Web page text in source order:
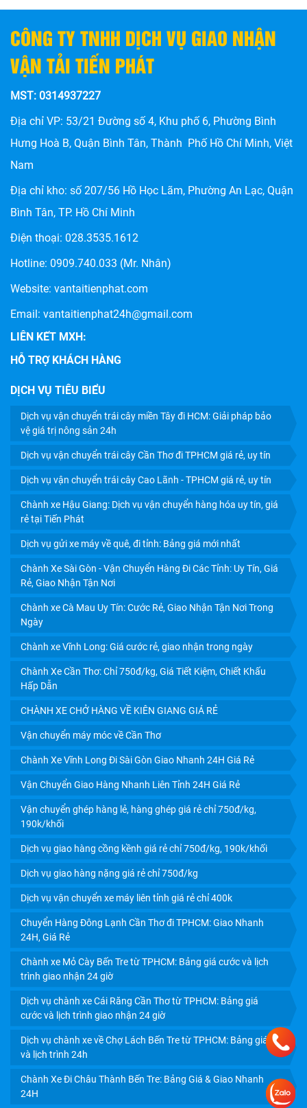
HÀNG KÝ GỬI LÀ GÌ? LỢI ÍCH VÀ CÁCH GỬI HÀNG GIÁ RẺ
CHÀNH XE LÀ GÌ? LỢI ÍCH, CÁCH GỬI HÀNG CHÀNH XE
CHÓNG – SIÊU TIẾT KIỆM
CHÀNH XE TIẾN PHÁT VẬN CHUYỂN HÀNG HÓA VỀ
CÔNG TY TNHH DỊCH VỤ GIAO NHẬN
VẬN TẢI TIẾN PHÁT
MST: 0314937227
Địa chỉ VP: 53/21 Đường số 4, Khu phố 6, Phường Bình
Hưng Hoà B, Quận Bình Tân, Thành Phố Hồ Chí Minh, Việt
Nam
Địa chỉ kho: số207/56 Hồ Học Lãm, Phường An Lạc, Quận
Bình Tân, TP. Hồ Chí Minh
Điện thoại: 028.3535.1612
Hotline: 0909.740.033 (Mr. Nhân)
Website: vantaitienphat.com
Email: vantaitienphat24h@gmail.com
LIÊN KẾT MXH:
HỖ TRỢ KHÁCH HÀNG
DỊCH VỤ TIÊU BIỂU
Dịch vụ vận chuyển trái cây miền Tây đi HCM: Giải pháp bảo
vệ giá trị nông sản 24h
Dịch vụ vận chuyển trái cây Cần Thơ đi TPHCM giá rẻ, uy tín
Dịch vụ vận chuyển trái cây Cao Lãnh - TPHCM giá rẻ, uy tín
Chành xe Hậu Giang: Dịch vụ vận chuyển hàng hóa uy tín, giá
rẻ tại Tiến Phát
Dịch vụ gửi xe máy về quê, đi tỉnh: Bảng giá mới nhất
Chành Xe Sài Gòn - Vận Chuyển Hàng Đi Các Tỉnh: Uy Tín, Giá
Rẻ, Giao Nhận Tận Nơi
Chành xe Cà Mau Uy Tín: Cước Rẻ, Giao Nhận Tận Nơi Trong
Ngày
Chành xe Vĩnh Long: Giá cước rẻ, giao nhận trong ngày
Chành Xe Cần Thơ: Chỉ 750đ/kg, Giá Tiết Kiệm, Chiết Khấu
Hấp Dẫn
CHÀNH XE CHỞ HÀNG VỀ KIÊN GIANG GIÁ RẺ
Vận chuyển máy móc về Cần Thơ
Chành Xe Vĩnh Long Đi Sài Gòn Giao Nhanh 24H Giá Rẻ
Vận Chuyển Giao Hàng Nhanh Liên Tỉnh 24H Giá Rẻ
Vận chuyển ghép hàng lẻ, hàng ghép giá rẻ chỉ 750đ/kg,
190k/khối
Dịch vụ giao hàng cồng kềnh giá rẻ chỉ 750đ/kg, 190k/khối
Dịch vụ giao hàng nặng giá rẻ chỉ 750đ/kg
Dịch vụ vận chuyển xe máy liên tỉnh giá rẻ chỉ 400k
Chuyển Hàng Đông Lạnh Cần Thơ đi TPHCM: Giao Nhanh
24H, Giá Rẻ
Chành xe Mỏ Cày Bến Tre từ TPHCM: Bảng giá cước và lịch
trình giao nhận 24 giờ
Dịch vụ chành xe Cái Răng Cần Thơ từ TPHCM: Bảng giá
cước và lịch trình giao nhận 24 giờ
Dịch vụ chành xe về Chợ Lách Bến Tre từ TPHCM: Bảng giá
và lịch trình 24h
Chành Xe Đi Châu Thành Bến Tre: Bảng Giá & Giao Nhanh
24H